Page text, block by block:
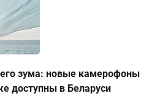
зума: новые камерофоны
доступны в Беларуси